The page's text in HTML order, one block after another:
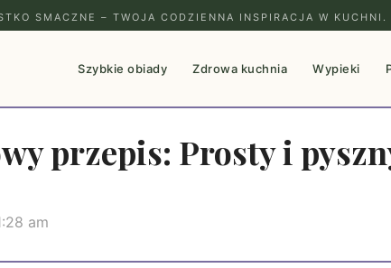
SMACZNE – TWOJA CODZIENNA INSPIRACJA W KUCHNI.
Szybkie obiady Zdrowa kuchnia Wypieki
przepis: Prosty i
am